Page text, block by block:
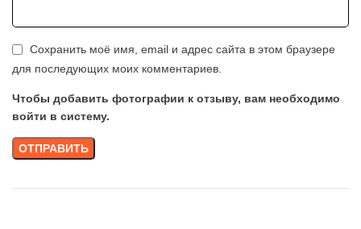
Сохранить моё имя, email и адрес сайта в этом браузере
для последующих моих комментариев.
Чтобы добавить фотографии к отзыву, вам необходимо
войти в систему.